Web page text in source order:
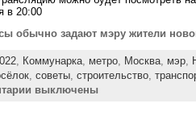
в 20:00
обычно задают мэру жители
, Коммунарка, метро, Москва, мэр,
, советы, строительство,
выключены